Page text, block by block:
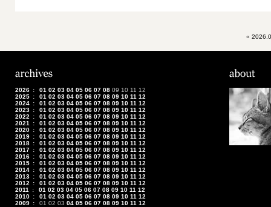
«
2026 : 01 02 03 04 05 06 07 08 09 10 11 12
2025 : 01 02 03 04 05 06 07 08 09 10 11 12
2024 : 01 02 03 04 05 06 07 08 09 10 11 12
2023 : 01 02 03 04 05 06 07 08 09 10 11 12
2022
: 01 02 03 04 05 06 07 08 09 10 11 12
2021
: 01 02 03 04 05 06 07 08 09 10 11 12
2020 : 01 02 03 04 05 06 07 08 09 10 11 12
2019 : 01 02 03 04 05 06 07 08 09 10 11 12
2018 : 01 02 03 04 05 06 07 08 09 10 11 12
2017 : 01 02 03 04 05 06 07 08 09 10 11 12
2016 : 01 02 03 04 05 06 07 08 09 10 11 12
2015 : 01 02 03 04 05 06 07 08 09 10 11 12
2014 : 01 02 03 04 05 06 07 08 09 10 11 12
2013 : 01 02 03 04 05 06 07 08 09 10 11 12
2012
: 01 02 03 04 05 06 07 08 09 10 11 12
2011
: 01 02 03 04 05 06 07 08 09 10 11 12
2010 : 01 02 03 04 05 06 07 08 09 10 11 12
2009 : 01 02 03 04 05 06 07 08 09 10 11 12